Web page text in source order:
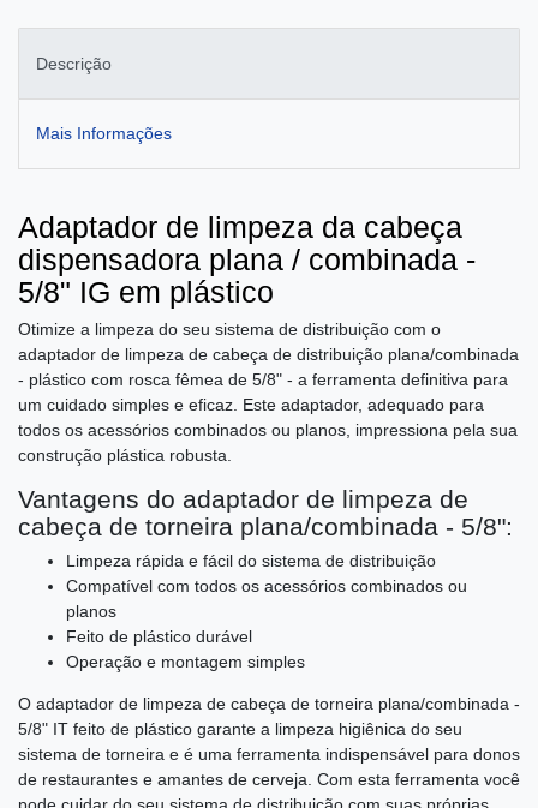
Descrição
Mais Informações
Adaptador de limpeza da cabeça
dispensadora plana / combinada -
5/8" IG em plástico
Otimize a limpeza do seu sistema de distribuição com o
adaptador de limpeza de cabeça de distribuição plana/combinada
- plástico com rosca fêmea de 5/8" - a ferramenta definitiva para
um cuidado simples e eficaz. Este adaptador, adequado para
todos os acessórios combinados ou planos, impressiona pela sua
construção plástica robusta.
Vantagens do adaptador de limpeza de
cabeça de torneira plana/combinada - 5/8":
Limpeza rápida e fácil do sistema de distribuição
Compatível com todos os acessórios combinados ou
planos
Feito de plástico durável
Operação e montagem simples
O adaptador de limpeza de cabeça de torneira plana/combinada -
5/8" IT feito de plástico garante a limpeza higiênica do seu
sistema de torneira e é uma ferramenta indispensável para donos
de restaurantes e amantes de cerveja. Com esta ferramenta você